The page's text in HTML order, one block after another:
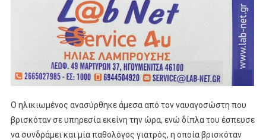
Ο ηλικιωμένος ανασύρθηκε άμεσα από τον ναυαγοσώστη που
βρισκόταν σε υπηρεσία εκείνη την ώρα, ενώ δίπλα του έσπευσε
να συνδράμει και μία παθολόγος γιατρός, η οποία βρισκόταν